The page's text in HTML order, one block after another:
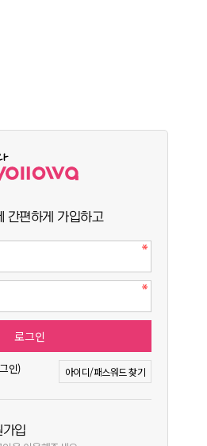
간편하게 가입하고
인) 아이디/패스워드 찾기
입